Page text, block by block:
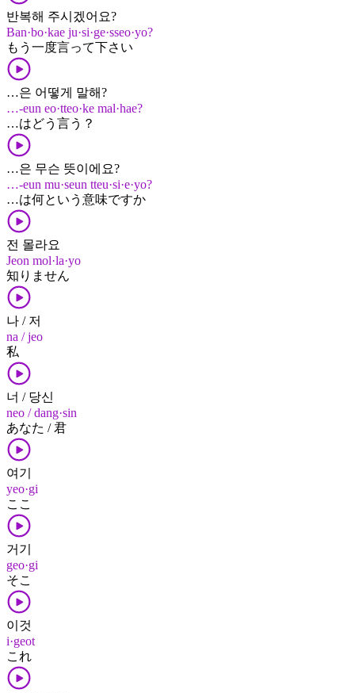
반복해 주시겠어요?
Ban·bo·kae ju·si·ge·sseo·yo?
もう​一度​言って​下さい
…은 어떻게 말해?
…-eun eo·tteo·ke mal·hae?
…​は​どう​言う？
…은 무슨 뜻이에요?
…-eun mu·seun tteu·si·e·yo?
…​は​何と​いう​意味​です​か
전 몰라요
Jeon mol·la·yo
知りません
나 / 저
na / jeo
私
너 / 당신
neo / dang·sin
あなた / 君
여기
yeo·gi
ここ
거기
geo·gi
そこ
이것
i·geot
これ